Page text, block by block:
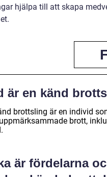
hjälpa till att skapa
är en känd
brottsling är en individ
brott,
är fördelarna